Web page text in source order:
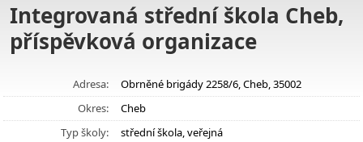
Integrovaná střední škola Cheb,
příspěvková organizace
Adresa:
Obrněné brigády 2258/6, Cheb, 35002
Okres:
Cheb
Typ školy:
střední škola, veřejná